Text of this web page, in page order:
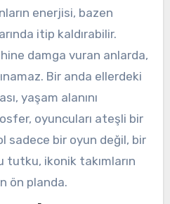
enerjisi, bazen
itip kaldırabilir.
damga vuran anlarda,
Bir anda ellerdeki
yaşam alanını
oyuncuları ateşli bir
sadece bir oyun değil, bir
ikonik takımların
ön planda.